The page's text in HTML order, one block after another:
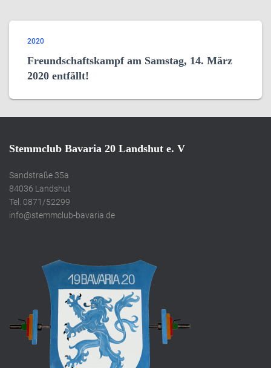
2020
Freundschaftskampf am Samstag, 14. März
2020 entfällt!
Stemmclub Bavaria 20 Landshut e. V
Sandstraße 35a
84036 Landshut
Tel. 0871/52299
info@stemmclub-bavaria.de